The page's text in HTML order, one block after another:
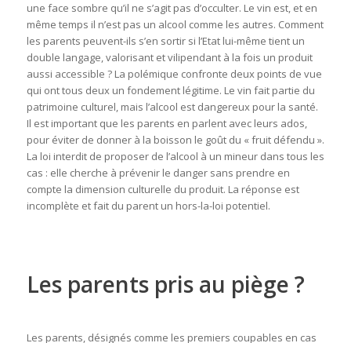
une face sombre qu’il ne s’agit pas d’occulter. Le vin est, et en
même temps il n’est pas un alcool comme les autres. Comment
les parents peuvent-ils s’en sortir si l’Etat lui-même tient un
double langage, valorisant et vilipendant à la fois un produit
aussi accessible ? La polémique confronte deux points de vue
qui ont tous deux un fondement légitime. Le vin fait partie du
patrimoine culturel, mais l’alcool est dangereux pour la santé.
Il est important que les parents en parlent avec leurs ados,
pour éviter de donner à la boisson le goût du « fruit défendu ».
La loi interdit de proposer de l’alcool à un mineur dans tous les
cas : elle cherche à prévenir le danger sans prendre en
compte la dimension culturelle du produit. La réponse est
incomplète et fait du parent un hors-la-loi potentiel.
Les parents pris au piège ?
Les parents, désignés comme les premiers coupables en cas